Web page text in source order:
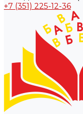
+7 (351) 225-12-36